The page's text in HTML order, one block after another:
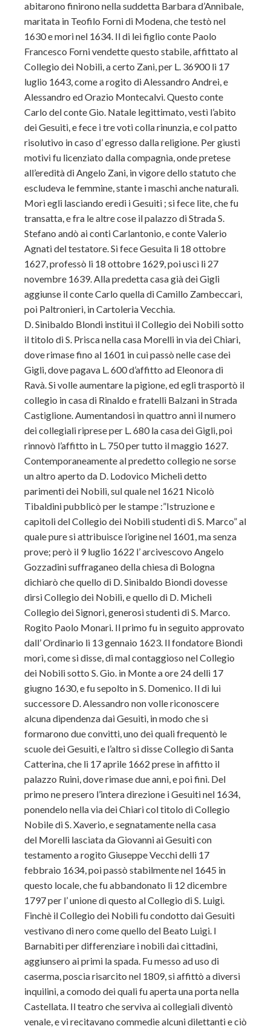
abitarono finirono nella suddetta Barbara d’Annibale,
maritata in Teofilo Forni di Modena, che testò nel
1630 e mori nel 1634. Il di lei figlio conte Paolo
Francesco Forni vendette questo stabile, affittato al
Collegio dei Nobili, a certo Zani, per L. 36900 li 17
luglio 1643, come a rogito di Alessandro Andrei, e
Alessandro ed Orazio Montecalvi. Questo conte
Carlo del conte Gio. Natale legittimato, vestì l’abito
dei Gesuiti, e fece i tre voti colla rinunzia, e col patto
risolutivo in caso d’ egresso dalla religione. Per giusti
motivi fu licenziato dalla compagnia, onde pretese
all’eredità di Angelo Zani, in vigore dello statuto che
escludeva le femmine, stante i maschi anche naturali.
Morì egli lasciando eredi i Gesuiti ; si fece lite, che fu
transatta, e fra le altre cose il palazzo di Strada S.
Stefano andò ai conti Carlantonio, e conte Valerio
Agnati del testatore. Si fece Gesuita li 18 ottobre
1627, professò li 18 ottobre 1629, poi uscì li 27
novembre 1639. Alla predetta casa già dei Gigli
aggiunse il conte Carlo quella di Camillo Zambeccari,
poi Paltronieri, in Cartoleria Vecchia.
D. Sinibaldo Blondi instituì il Collegio dei Nobili sotto
il titolo di S. Prisca nella casa Morelli in via dei Chiari,
dove rimase fino al 1601 in cui passò nelle case dei
Gigli, dove pagava L. 600 d’affitto ad Eleonora di
Ravà. Si volle aumentare la pigione, ed egli trasportò il
collegio in casa di Rinaldo e fratelli Balzani in Strada
Castiglione. Aumentandosi in quattro anni il numero
dei collegiali riprese per L. 680 la casa dei Gigli, poi
rinnovò l’affitto in L. 750 per tutto il maggio 1627.
Contemporaneamente al predetto collegio ne sorse
un altro aperto da D. Lodovico Micheli detto
parimenti dei Nobili, sul quale nel 1621 Nicolò
Tibaldini pubblicò per le stampe :”Istruzione e
capitoli del Collegio dei Nobili studenti di S. Marco” al
quale pure si attribuisce l’origine nel 1601, ma senza
prove; però il 9 luglio 1622 l’ arcivescovo Angelo
Gozzadini suffraganeo della chiesa di Bologna
dichiarò che quello di D. Sinibaldo Biondi dovesse
dirsi Collegio dei Nobili, e quello di D. Micheli
Collegio dei Signori, generosi studenti di S. Marco.
Rogito Paolo Monari. Il primo fu in seguito approvato
dall’ Ordinario li 13 gennaio 1623. Il fondatore Biondi
morì, come si disse, di mal contaggioso nel Collegio
dei Nobili sotto S. Gio. in Monte a ore 24 delli 17
giugno 1630, e fu sepolto in S. Domenico. Il di lui
successore D. Alessandro non volle riconoscere
alcuna dipendenza dai Gesuiti, in modo che si
formarono due convitti, uno dei quali frequentò le
scuole dei Gesuiti, e l’altro si disse Collegio di Santa
Catterina, che li 17 aprile 1662 prese in affitto il
palazzo Ruini, dove rimase due anni, e poi finì. Del
primo ne presero l’intera direzione i Gesuiti nel 1634,
ponendelo nella via dei Chiari col titolo di Collegio
Nobile di S. Xaverio, e segnatamente nella casa
del Morelli lasciata da Giovanni ai Gesuiti con
testamento a rogito Giuseppe Vecchi delli 17
febbraio 1634, poi passò stabilmente nel 1645 in
questo locale, che fu abbandonato li 12 dicembre
1797 per l’ unione di questo al Collegio di S. Luigi.
Finchè il Collegio dei Nobili fu condotto dai Gesuiti
vestivano di nero come quello del Beato Luigi. I
Barnabiti per differenziare i nobili dai cittadini,
aggiunsero ai primi la spada. Fu messo ad uso di
caserma, poscia risarcito nel 1809, si affittò a diversi
inquilini, a comodo dei quali fu aperta una porta nella
Castellata. Il teatro che serviva ai collegiali diventò
venale, e vi recitavano commedie alcuni dilettanti e ciò